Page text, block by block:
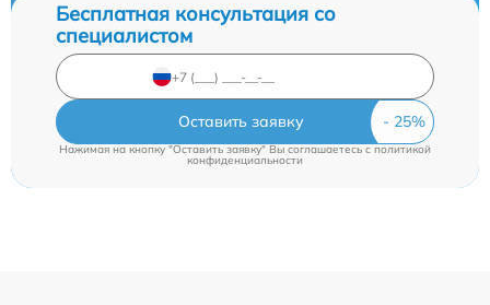
Бесплатная консультация со
специалистом
Оставить заявку
Нажимая на кнопку "Оставить заявку" Вы соглашаетесь c политикой
конфиденциальности